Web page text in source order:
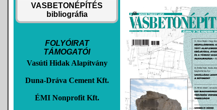
VASBETONÉPÍTÉS
bibliográfia
FOLYÓIRAT
TÁMOGATÓI
Vasúti Hidak Alapítvány
Duna-Dráva Cement Kft.
ÉMI Nonprofit Kft.